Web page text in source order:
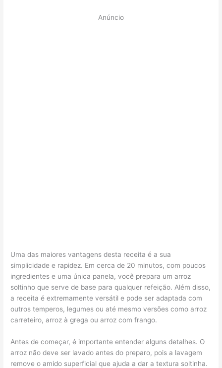
Anúncio
Uma das maiores vantagens desta receita é a sua
simplicidade e rapidez. Em cerca de 20 minutos, com poucos
ingredientes e uma única panela, você prepara um arroz
soltinho que serve de base para qualquer refeição. Além disso,
a receita é extremamente versátil e pode ser adaptada com
outros temperos, legumes ou até mesmo versões como arroz
carreteiro, arroz à grega ou arroz com frango.
Antes de começar, é importante entender alguns detalhes. O
arroz não deve ser lavado antes do preparo, pois a lavagem
remove o amido superficial que ajuda a dar a textura soltinha.